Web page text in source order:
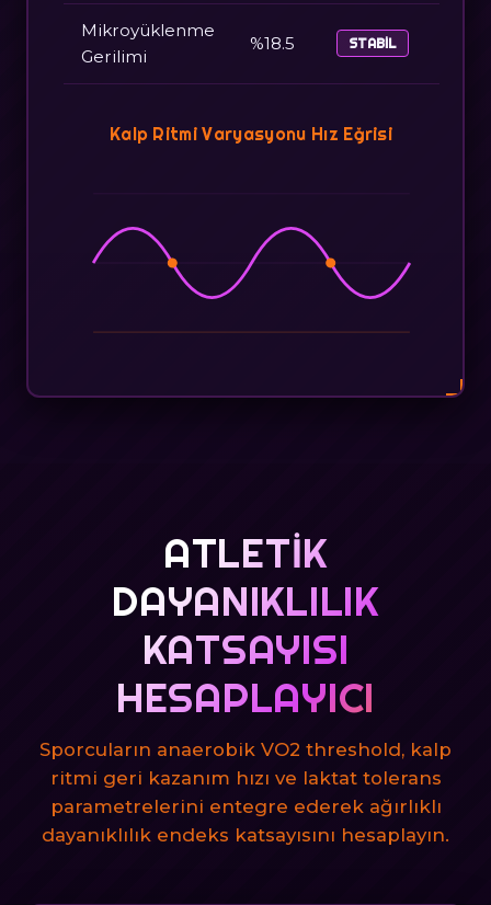
Mikroyüklenme
Gerilimi
%18.5 STABIL
Kalp Ritmi Varyasyonu Hız Eğrisi
ATLETIK
DAYANIKLILIK
KATSAYISI
HESAPLAYICI
Sporcuların anaerobik VO2 threshold, kalp
ritmi geri kazanım hızı ve laktat tolerans
parametrelerini entegre ederek ağırlıklı
dayanıklılık endeks katsayısını hesaplayın.